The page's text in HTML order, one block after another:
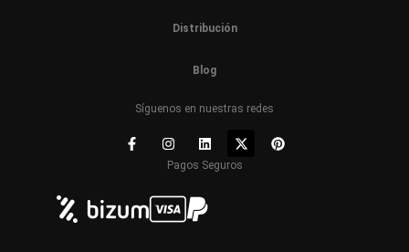
Distribución
Blog
Síguenos en nuestras redes
Pagos Seguros